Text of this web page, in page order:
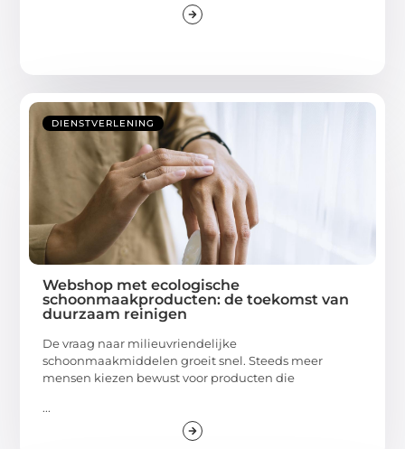
DIENSTVERLENING
Webshop met ecologische
schoonmaakproducten: de toekomst van
duurzaam reinigen
De vraag naar milieuvriendelijke
schoonmaakmiddelen groeit snel. Steeds meer
mensen kiezen bewust voor producten die
...